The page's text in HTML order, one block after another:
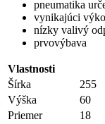
pneumatika
vynikajúci
nízky valivý
prvovýbava
Vlastnosti
Šírka
255
Výška
60
Priemer
18